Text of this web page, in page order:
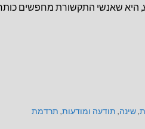
שאנשי התקשורת מחפשים
,שינה, תודעה ומודעות, תרדמת